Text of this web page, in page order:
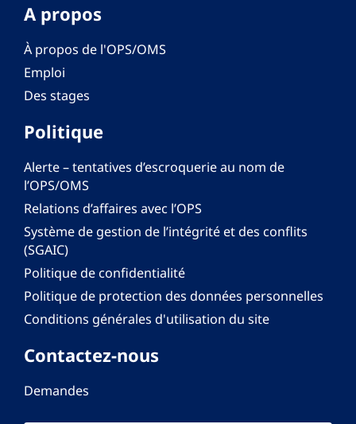
A propos
À propos de l'OPS/OMS
Emploi
Des stages
Politique
Alerte – tentatives d’escroquerie au nom de
l’OPS/OMS
Relations d’affaires avec l’OPS
Système de gestion de l’intégrité et des conflits
(SGAIC)
Politique de confidentialité
Politique de protection des données personnelles
Conditions générales d'utilisation du site
Contactez-nous
Demandes